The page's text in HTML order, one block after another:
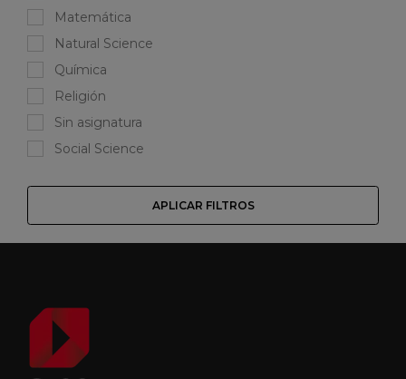
Matemática
Natural Science
Química
Religión
Sin asignatura
Social Science
APLICAR FILTROS